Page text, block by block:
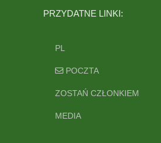
PRZYDATNE LINKI:
PL
POCZTA
ZOSTAŃ CZŁONKIEM
MEDIA